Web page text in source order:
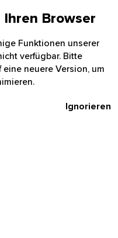
Browser
Funktionen unserer
verfügbar. Bitte
neuere Version, um
Ignorieren